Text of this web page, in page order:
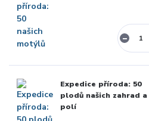
Expedice příroda: 50
plodů našich zahrad a
polí